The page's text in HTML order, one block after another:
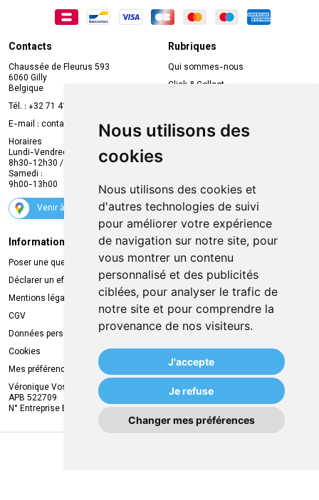
Nous utilisons des
cookies
Nous utilisons des cookies et
d'autres technologies de suivi
pour améliorer votre expérience
de navigation sur notre site, pour
vous montrer un contenu
personnalisé et des publicités
ciblées, pour analyser le trafic de
notre site et pour comprendre la
provenance de nos visiteurs.
J'accepte
Je refuse
Changer mes préférences
Contacts
Chaussée de Fleurus 593
6060 Gilly
Belgique
Tél. : +32 71 41 32 10
E-mail : contact
mvapharma.be
Horaires
Lundi-Vendredi :
8h30-12h30 / 13h30-18h30
Samedi :
9h00-13h00
Venir à la pharmacie
Rubriques
Qui sommes-nous
Click & Collect
Compte professionnel
Envoi d’ordonnance
Suivez-nous
Informations légales
Poser une question
Déclarer un effet indésirable
Mentions légales
CGV
Données personnelles
Cookies
Mes préférences Cookies
Véronique Vos
APB 522709
N° Entreprise BE0749.944.612
Livraison
Retrait à la pharmacie
Livraison chez vous
Livraison dans un Point Relais